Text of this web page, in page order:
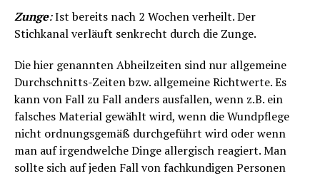
Zunge:Ist bereits nach 2 Wochen verheilt. Der
Stichkanal verläuft senkrecht durch die Zunge.
Die hier genannten Abheilzeiten sind nur allgemeine
Durchschnitts-Zeiten bzw. allgemeine Richtwerte. Es
kann von Fall zu Fall anders ausfallen, wenn z.B. ein
falsches Material gewählt wird, wenn die Wundpflege
nicht ordnungsgemäß durchgeführt wird oder wenn
man auf irgendwelche Dinge allergisch reagiert. Man
sollte sich auf jeden Fall von fachkundigen Personen